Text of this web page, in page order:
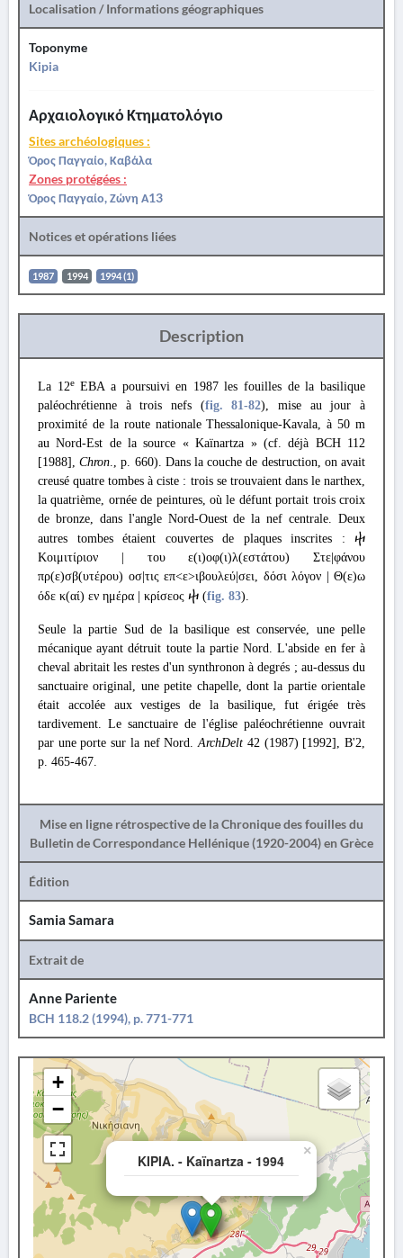
Localisation / Informations géographiques
Toponyme
Kipia
Αρχαιολογικό Κτηματολόγιο
Sites archéologiques :
Όρος Παγγαίο, Καβάλα
Zones protégées :
Όρος Παγγαίο, Ζώνη Α13
Notices et opérations liées
1987 1994 1994 (1)
Description
La 12eEBA a poursuivi en 1987 les fouilles de la basilique
paléochrétienne à trois nefs (fig. 81-82), mise au jour à
proximité de la route nationale Thessalonique-Kavala, à 50 m
au Nord-Est de la source « Kaïnartza » (cf. déjà BCH 112
[1988],Chron., p. 660). Dans la couche de destruction, on avait
creusé quatre tombes à ciste : trois se trouvaient dans le narthex,
la quatrième, ornée de peintures, où le défunt portait trois croix
de bronze, dans l'angle Nord-Ouest de la nef centrale. Deux
autres tombes étaient couvertes de plaques inscrites : ⴕ
Κοιμιτίριον | του ε(ι)οφ(ι)λ(εστάτου) Στε|φάνου
πρ(ε)σβ(υτέρου) οσ|τις επ<ε>ιβουλεύ|σει, δόσι λόγον | Θ(ε)ω
όδε κ(αί) εν ημέρα | κρίσεος ⴕ (fig. 83).
Seule la partie Sud de la basilique est conservée, une pelle
mécanique ayant détruit toute la partie Nord. L'abside en fer à
cheval abritait les restes d'un synthronon à degrés ; au-dessus du
sanctuaire original, une petite chapelle, dont la partie orientale
était accolée aux vestiges de la basilique, fut érigée très
tardivement. Le sanctuaire de l'église paléochrétienne ouvrait
par une porte sur la nef Nord.ArchDelt 42 (1987) [1992], B'2,
p. 465-467.
Mise en ligne rétrospective de la Chronique des fouilles du
Bulletin de Correspondance Hellénique (1920-2004) en Grèce
Édition
Samia Samara
Extrait de
Anne Pariente
BCH 118.2 (1994), p. 771-771
KIPIA. - Kaïnartza - 1994
×
+
−